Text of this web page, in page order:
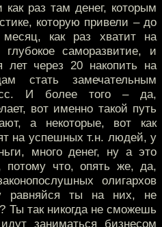
раз там денег, которым
которую привели – до
как раз хватит на
глубокое саморазвитие, и
лет через 20 накопить на
стать замечательным
И более того – да,
вот именно такой путь
а некоторые, вот как
на успешных т.н. людей, у
много денег, ну а это
потому что, опять же, да,
олигархов
равняйся ты на них, не
Ты так никогда не сможешь
заниматься бизнесом